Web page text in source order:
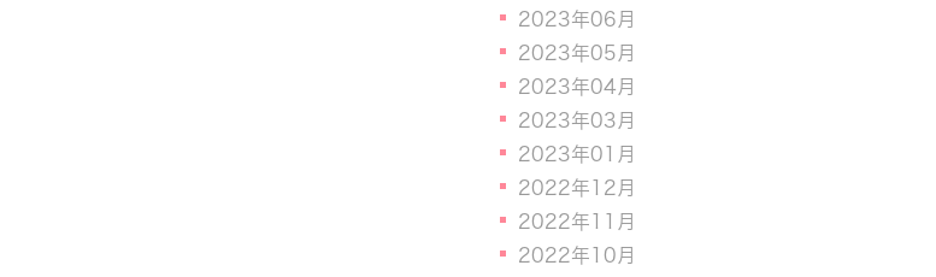
2023年06月
2023年05月
2023年04月
2023年03月
2023年01月
2022年12月
2022年11月
2022年10月